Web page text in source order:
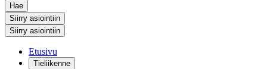
Hae
Siirry asiointiin
Siirry asiointiin
Etusivu
Tieliikenne